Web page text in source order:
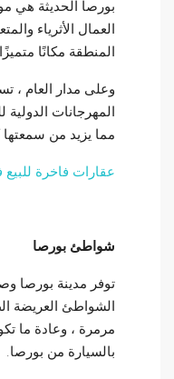
بورصا الحديثة هي
العمال الأثرياء
المنطقة مكانًا
وعلى مدار العام ،
المهرجانات
مما يزيد من سمعتها
عقارات فاخرة
شواطئ بورصا
توفر مدينة بورصا
الشواطئ العريضة
مرمرة ، وعادة ما
بالسيارة من بورصا.